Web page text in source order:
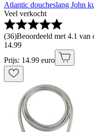
Atlantic doucheslang John
Veel verkocht
(36)Beoordeeld met 4.1 van
14.99
Prijs: 14.99 euro